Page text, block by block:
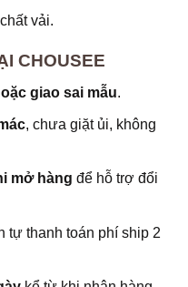
vải.
CHOUSEE
giao sai mẫu.
, chưa giặt ủi, không
mở hàng để hỗ trợ đổi
tự thanh toán phí ship 2